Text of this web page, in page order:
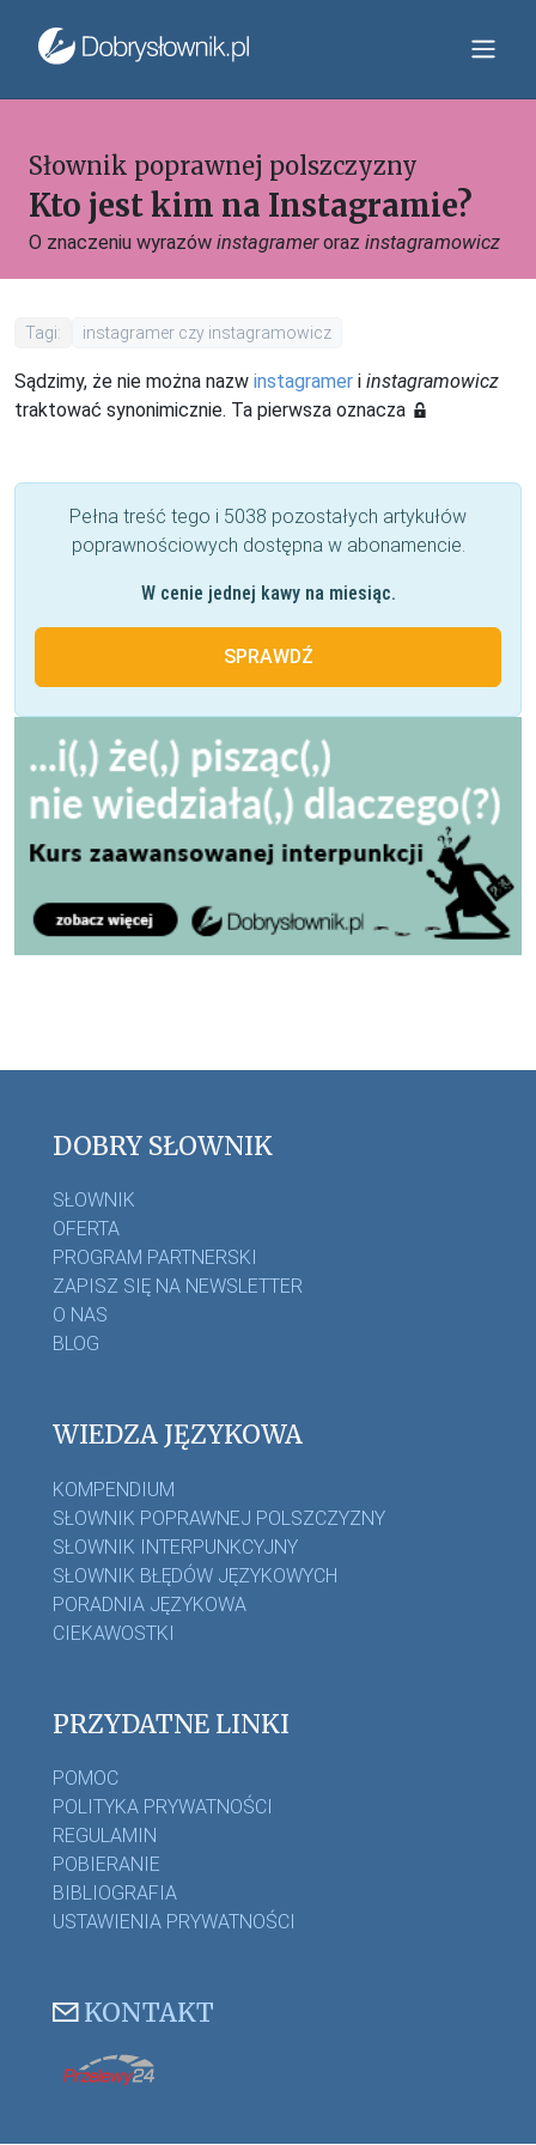
Słownik poprawnej polszczyzny
Kto jest kim na Instagramie?
O znaczeniu wyrazów instagrameroraz instagramowicz
Tagi: instagramer czy instagramowicz
Sądzimy, że nie można nazw instagramer i instagramowicz
traktować synonimicznie. Ta pierwsza oznacza
Pełna treść tego i 5038 pozostałych artykułów
poprawnościowych dostępna w abonamencie.
W cenie jednej kawy na miesiąc.
SPRAWDŹ
DOBRY SŁOWNIK
SŁOWNIK
OFERTA
PROGRAM PARTNERSKI
ZAPISZ SIĘ NA NEWSLETTER
O NAS
BLOG
WIEDZA JĘZYKOWA
KOMPENDIUM
SŁOWNIK POPRAWNEJ POLSZCZYZNY
SŁOWNIK INTERPUNKCYJNY
SŁOWNIK BŁĘDÓW JĘZYKOWYCH
PORADNIA JĘZYKOWA
CIEKAWOSTKI
PRZYDATNE LINKI
POMOC
POLITYKA PRYWATNOŚCI
REGULAMIN
POBIERANIE
BIBLIOGRAFIA
USTAWIENIA PRYWATNOŚCI
KONTAKT